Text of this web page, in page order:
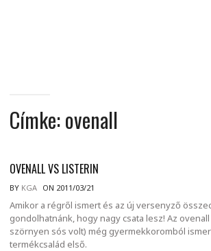
Címke:ovenall
OVENALL VS LISTERIN
BY KGA ON 2011/03/21
Amikor a régről ismert és az új versenyző
gondolhatnánk, hogy nagy csata lesz! Az
szörnyen sós volt) még gyermekkoromból
termékcsalád első.